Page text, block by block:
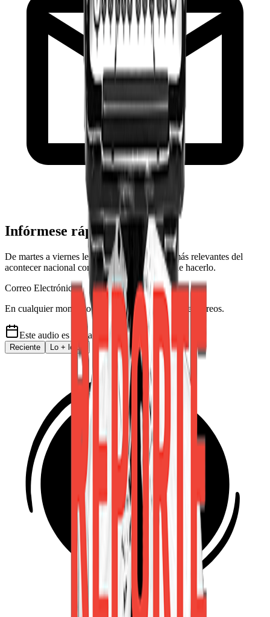
Infórmese rápido y gratis
De martes a viernes le contamos las noticias más relevantes del
acontecer nacional como solo Delfino.cr puede hacerlo.
Correo Electrónico
En cualquier momento puede salirse de la lista de correos.
Este audio es de hace 6 años
Reciente Lo + leído